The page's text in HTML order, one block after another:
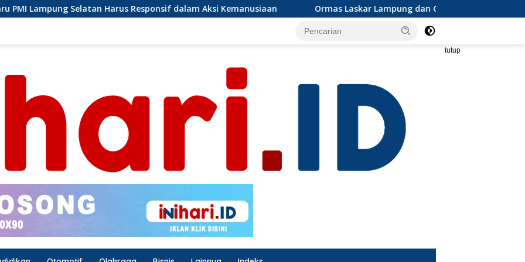
dalam Aksi Kemanusiaan Ormas Laskar Lampung dan Grib jaya Lampung selatan mengapresiasi dan ikut
tutup